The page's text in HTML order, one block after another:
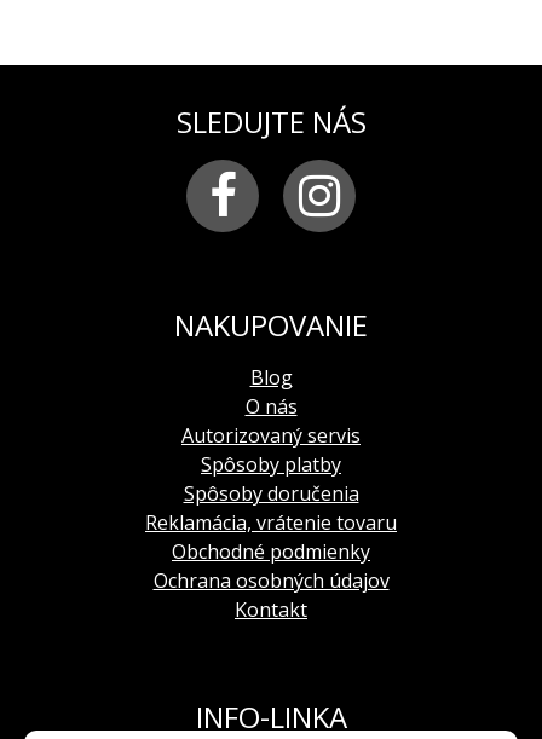
materiál:pravá koža so špeciálne
hnedá
chirurgická oceľ leštená s logom VOSTOK-
šírka remienka: 26 mm
: remienok je vhodný na všetky hodinky z
SLEDUJTE NÁS
NAKUPOVANIE
Blog
O nás
Autorizovaný servis
Spôsoby platby
Spôsoby doručenia
Reklamácia, vrátenie tovaru
Obchodné podmienky
Ochrana osobných údajov
Kontakt
INFO-LINKA